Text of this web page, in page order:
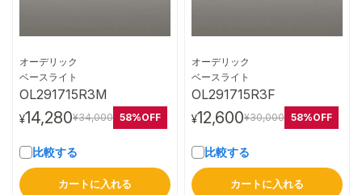
オーデリック
ベースライト
OL291715R3M
¥14,280¥34,000 58%OFF
比較する
カートに入れる
オーデリック
ベースライト
OL291715R3F
¥12,600¥30,000 58%OFF
比較する
カートに入れる